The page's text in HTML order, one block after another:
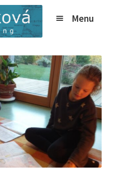
Menu
child
menu
Expand
child
menu
child
menu
Expand
child
menu
Expand